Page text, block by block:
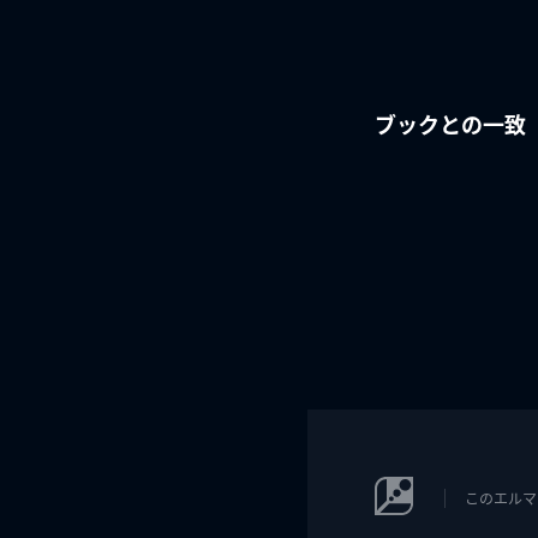
ブックとの一致
このエル